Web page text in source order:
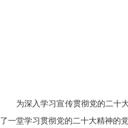
为深入学习宣传贯彻党的二十
了一堂学习贯彻党的二十大精神的党